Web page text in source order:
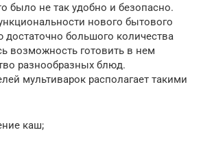
было не так удобно и безопасно.
нового бытового
достаточно большого количества
возможность готовить в нем
разнообразных блюд.
мультиварок располагает такими
каш;